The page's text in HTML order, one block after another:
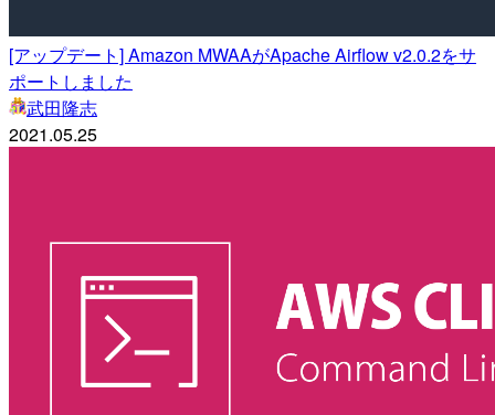
[アップデート] Amazon MWAAがApache Airflow v2.0.2をサ
ポートしました
武田隆志
2021.05.25